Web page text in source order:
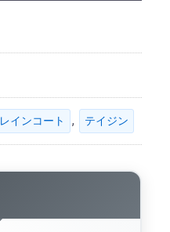
レインコート , テイジン